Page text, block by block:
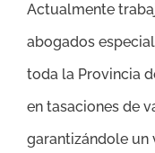
Actualmente
abogados
toda la Provincia
en tasaciones de
garantizándole un